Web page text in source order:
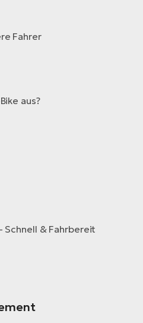
Fahrer
aus?
Schnell & Fahrbereit